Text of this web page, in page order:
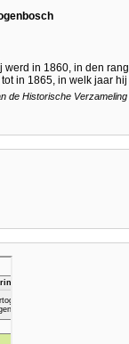
in 1860, in den
in 1865, in welk jaar
de Historische